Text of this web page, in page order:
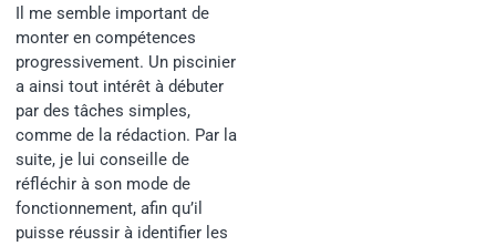
Il me semble important de
monter en compétences
progressivement. Un piscinier
a ainsi tout intérêt à débuter
par des tâches simples,
comme de la rédaction. Par la
suite, je lui conseille de
réfléchir à son mode de
fonctionnement, afin qu’il
puisse réussir à identifier les